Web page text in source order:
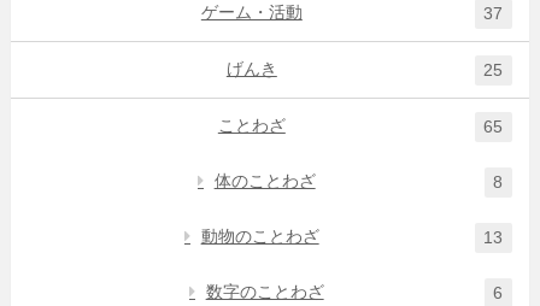
ゲーム・活動 37
げんき 25
ことわざ 65
体のことわざ 8
動物のことわざ 13
数字のことわざ 6